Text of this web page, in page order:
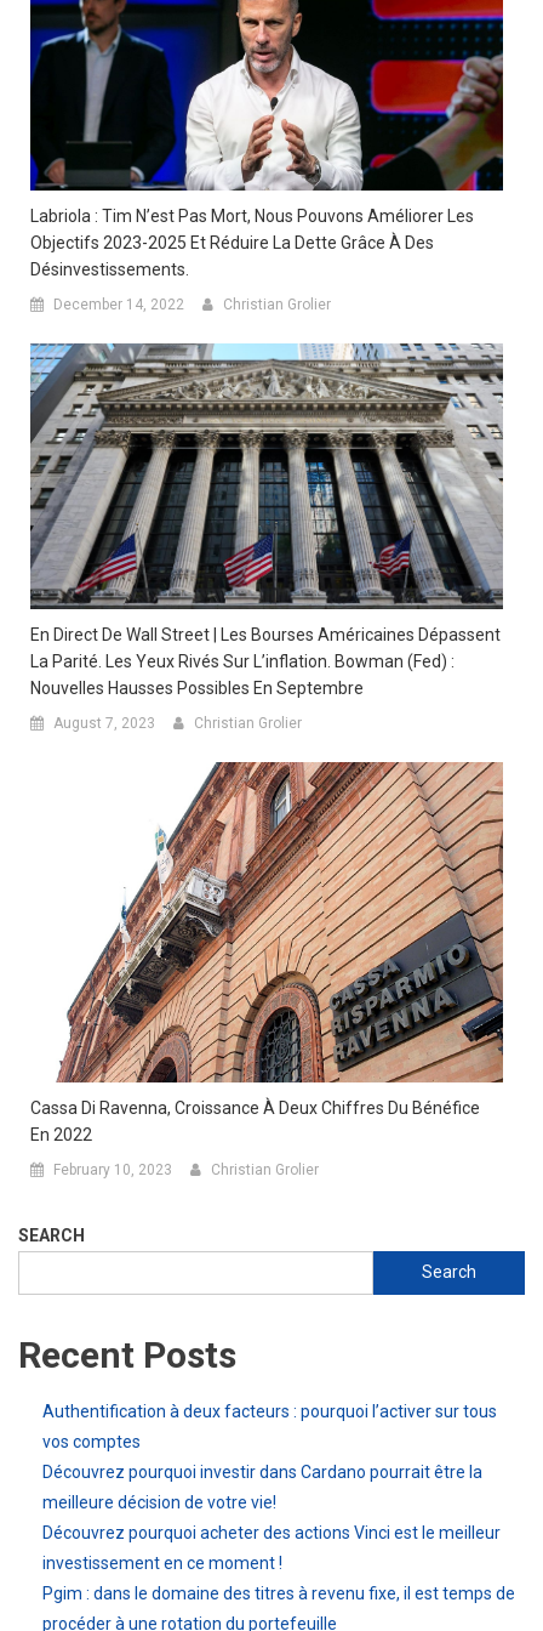
Labriola : Tim N’est Pas Mort, Nous Pouvons Améliorer Les
Objectifs 2023-2025 Et Réduire La Dette Grâce À Des
Désinvestissements.
December 14, 2022 Christian Grolier
En Direct De Wall Street | Les Bourses Américaines Dépassent
La Parité. Les Yeux Rivés Sur L’inflation. Bowman (Fed) :
Nouvelles Hausses Possibles En Septembre
August 7, 2023 Christian Grolier
Cassa Di Ravenna, Croissance À Deux Chiffres Du Bénéfice
En 2022
February 10, 2023 Christian Grolier
SEARCH
Search
Recent Posts
Authentification à deux facteurs : pourquoi l’activer sur tous
vos comptes
Découvrez pourquoi investir dans Cardano pourrait être la
meilleure décision de votre vie!
Découvrez pourquoi acheter des actions Vinci est le meilleur
investissement en ce moment !
Pgim : dans le domaine des titres à revenu fixe, il est temps de
procéder à une rotation du portefeuille